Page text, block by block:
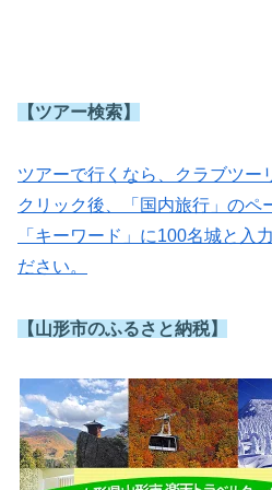
【ツアー検索】
ツアーで行くなら、クラブツー
クリック後、「国内旅行」のペ
「キーワード」に100名城と入
ださい。
【山形市のふるさと納税】